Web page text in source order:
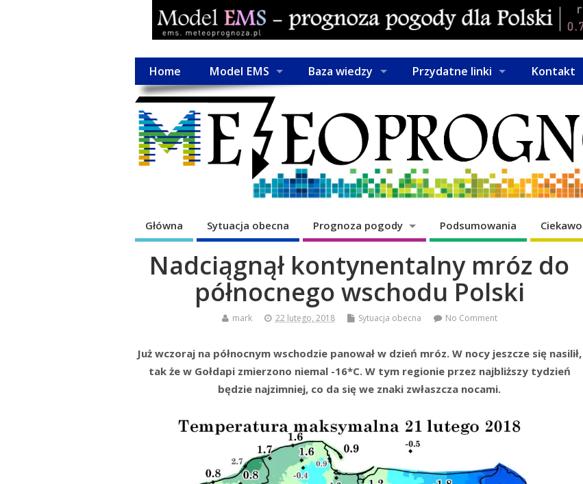
Home Model EMS Baza wiedzy Przydatne linki Kontakt
Główna Sytuacja obecna Prognoza pogody Podsumowania
Nadciągnął kontynentalny mróz do
północnego wschodu Polski
mark 22 lutego, 2018 Sytuacja obecna No Comment
Już wczoraj na północnym wschodzie panował w dzień mróz. W nocy jeszcze się nasilił,
tak że w Gołdapi zmierzono niemal -16*C. W tym regionie przez najbliższy tydzień
będzie najzimniej, co da się we znaki zwłaszcza nocami.